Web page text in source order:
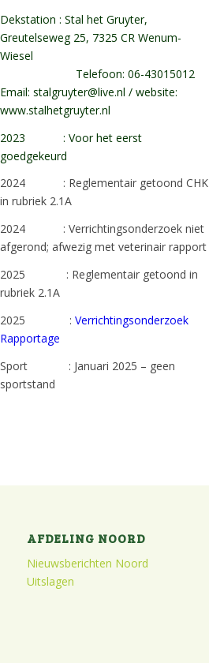
Dekstation : Stal het Gruyter,
Greutelseweg 25, 7325 CR Wenum-
Wiesel
Telefoon: 06-43015012
Email: stalgruyter@live.nl / website:
www.stalhetgruyter.nl
2023 : Voor het eerst
goedgekeurd
2024 : Reglementair getoond CHK
in rubriek 2.1A
2024 : Verrichtingsonderzoek niet
afgerond; afwezig met veterinair rapport
2025 : Reglementair getoond in
rubriek 2.1A
2025 : Verrichtingsonderzoek
Rapportage
Sport : Januari 2025 – geen
sportstand
AFDELING NOORD
Nieuwsberichten Noord
Uitslagen